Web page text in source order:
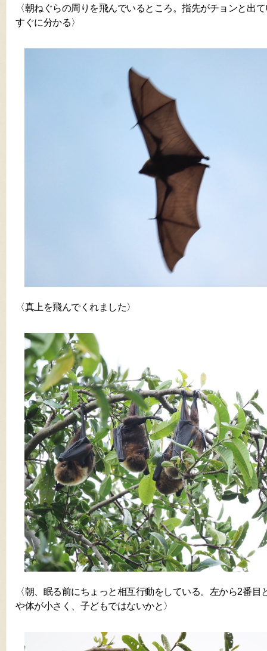
〈朝ねぐらの周りを飛んでいるところ。指先がチョンと出
すぐに分かる〉
〈真上を飛んでくれました〉
〈朝、眠る前にちょっと相互行動をしている。左から2番目
や体が小さく、子どもではないかと〉